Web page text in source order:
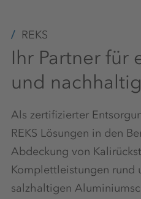
REKS
Ihr Partner für
und
Als zertifizierter
REKS Lösungen in den
Abdeckung von
Komplettleistungen rund
salzhaltigen